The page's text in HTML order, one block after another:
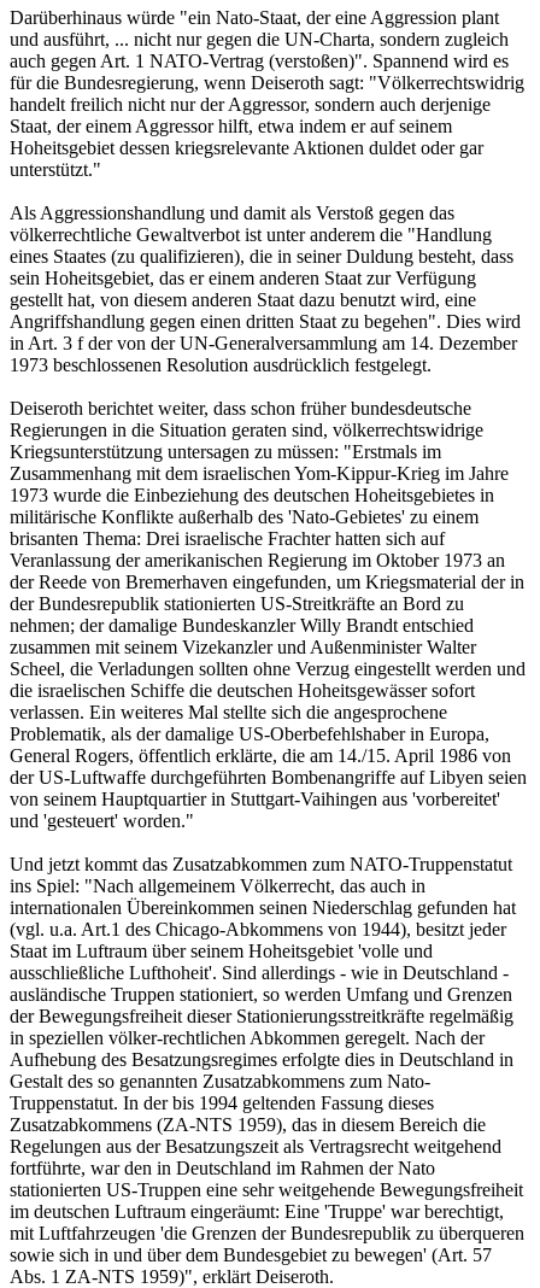
Darüberhinaus würde "ein Nato-Staat, der eine Aggression plant
und ausführt, ... nicht nur gegen die UN-Charta, sondern zugleich
auch gegen Art. 1 NATO-Vertrag (verstoßen)". Spannend wird es
für die Bundesregierung, wenn Deiseroth sagt: "Völkerrechtswidrig
handelt freilich nicht nur der Aggressor, sondern auch derjenige
Staat, der einem Aggressor hilft, etwa indem er auf seinem
Hoheitsgebiet dessen kriegsrelevante Aktionen duldet oder gar
unterstützt."
Als Aggressionshandlung und damit als Verstoß gegen das
völkerrechtliche Gewaltverbot ist unter anderem die "Handlung
eines Staates (zu qualifizieren), die in seiner Duldung besteht, dass
sein Hoheitsgebiet, das er einem anderen Staat zur Verfügung
gestellt hat, von diesem anderen Staat dazu benutzt wird, eine
Angriffshandlung gegen einen dritten Staat zu begehen". Dies wird
in Art. 3 f der von der UN-Generalversammlung am 14. Dezember
1973 beschlossenen Resolution ausdrücklich festgelegt.
Deiseroth berichtet weiter, dass schon früher bundesdeutsche
Regierungen in die Situation geraten sind, völkerrechtswidrige
Kriegsunterstützung untersagen zu müssen: "Erstmals im
Zusammenhang mit dem israelischen Yom-Kippur-Krieg im Jahre
1973 wurde die Einbeziehung des deutschen Hoheitsgebietes in
militärische Konflikte außerhalb des 'Nato-Gebietes' zu einem
brisanten Thema: Drei israelische Frachter hatten sich auf
Veranlassung der amerikanischen Regierung im Oktober 1973 an
der Reede von Bremerhaven eingefunden, um Kriegsmaterial der in
der Bundesrepublik stationierten US-Streitkräfte an Bord zu
nehmen; der damalige Bundeskanzler Willy Brandt entschied
zusammen mit seinem Vizekanzler und Außenminister Walter
Scheel, die Verladungen sollten ohne Verzug eingestellt werden und
die israelischen Schiffe die deutschen Hoheitsgewässer sofort
verlassen. Ein weiteres Mal stellte sich die angesprochene
Problematik, als der damalige US-Oberbefehlshaber in Europa,
General Rogers, öffentlich erklärte, die am 14./15. April 1986 von
der US-Luftwaffe durchgeführten Bombenangriffe auf Libyen seien
von seinem Hauptquartier in Stuttgart-Vaihingen aus 'vorbereitet'
und 'gesteuert' worden."
Und jetzt kommt das Zusatzabkommen zum NATO-Truppenstatut
ins Spiel: "Nach allgemeinem Völkerrecht, das auch in
internationalen Übereinkommen seinen Niederschlag gefunden hat
(vgl. u.a. Art.1 des Chicago-Abkommens von 1944), besitzt jeder
Staat im Luftraum über seinem Hoheitsgebiet 'volle und
ausschließliche Lufthoheit'. Sind allerdings - wie in Deutschland -
ausländische Truppen stationiert, so werden Umfang und Grenzen
der Bewegungsfreiheit dieser Stationierungsstreitkräfte regelmäßig
in speziellen völker-rechtlichen Abkommen geregelt. Nach der
Aufhebung des Besatzungsregimes erfolgte dies in Deutschland in
Gestalt des so genannten Zusatzabkommens zum Nato-
Truppenstatut. In der bis 1994 geltenden Fassung dieses
Zusatzabkommens (ZA-NTS 1959), das in diesem Bereich die
Regelungen aus der Besatzungszeit als Vertragsrecht weitgehend
fortführte, war den in Deutschland im Rahmen der Nato
stationierten US-Truppen eine sehr weitgehende Bewegungsfreiheit
im deutschen Luftraum eingeräumt: Eine 'Truppe' war berechtigt,
mit Luftfahrzeugen 'die Grenzen der Bundesrepublik zu überqueren
sowie sich in und über dem Bundesgebiet zu bewegen' (Art. 57
Abs. 1 ZA-NTS 1959)", erklärt Deiseroth.